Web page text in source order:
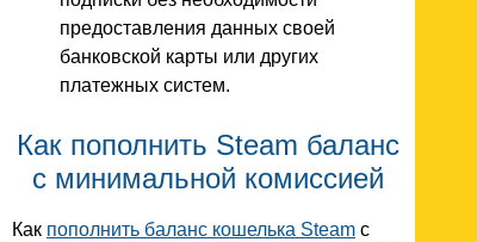
предоставления данных своей
банковской карты или других
платежных систем.
Как пополнить Steam баланс
с минимальной комиссией
Как пополнить баланс кошелька Steam с